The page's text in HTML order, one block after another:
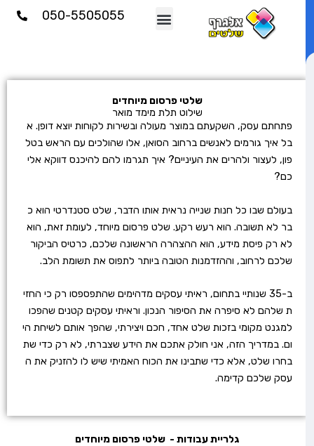
050-5505055
שלטי פרסום מיוחדים
שילוט תלת מימד מואר
פתחתם עסק, השקעתם במוצר מעולה ובשירות לקוחות יוצא דופן. א
בל איך גורמים לאנשים ברחוב הסואן, אלו שהולכים עם הראש בטל
פון, לעצור ולהרים את העיניים? איך תגרמו להם להיכנס דווקא אלי
כם?
בעולם שבו כל חנות שנייה נראית אותו הדבר, שלט סטנדרטי הוא כ
בר לא תשובה. הוא רעש רקע. שלט פרסום מיוחד, לעומת זאת, הוא
לא רק פיסת מידע, הוא ההצהרה הראשונה שלכם, כרטיס הביקור
שלכם לרחוב, וההזדמנות הטובה ביותר לתפוס את תשומת הלב.
ב-35 שנותיי בתחום, ראיתי עסקים מדהימים שהתפספסו רק כי החזי
ת שלהם לא סיפרה את הסיפור הנכון. וראיתי עסקים קטנים שהפכו
למגנט מקומי בזכות שלט אחד, חכם ויצירתי, שהפך אותם לשיחת הי
ום. במדריך הזה, אני חולק אתכם את הידע שצברתי, לא רק כדי שת
בחרו שלט, אלא כדי שתבינו את הכוח האמיתי שיש לו להזניק את ה
עסק שלכם קדימה.
גלריית עבודות - שלטי פרסום מיוחדים